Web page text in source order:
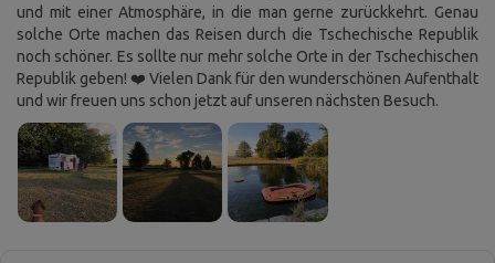
und mit einer Atmosphäre, in die man gerne zurückkehrt. Genau
solche Orte machen das Reisen durch die Tschechische Republik
noch schöner. Es sollte nur mehr solche Orte in der Tschechischen
Republik geben! ❤️ Vielen Dank für den wunderschönen Aufenthalt
und wir freuen uns schon jetzt auf unseren nächsten Besuch.